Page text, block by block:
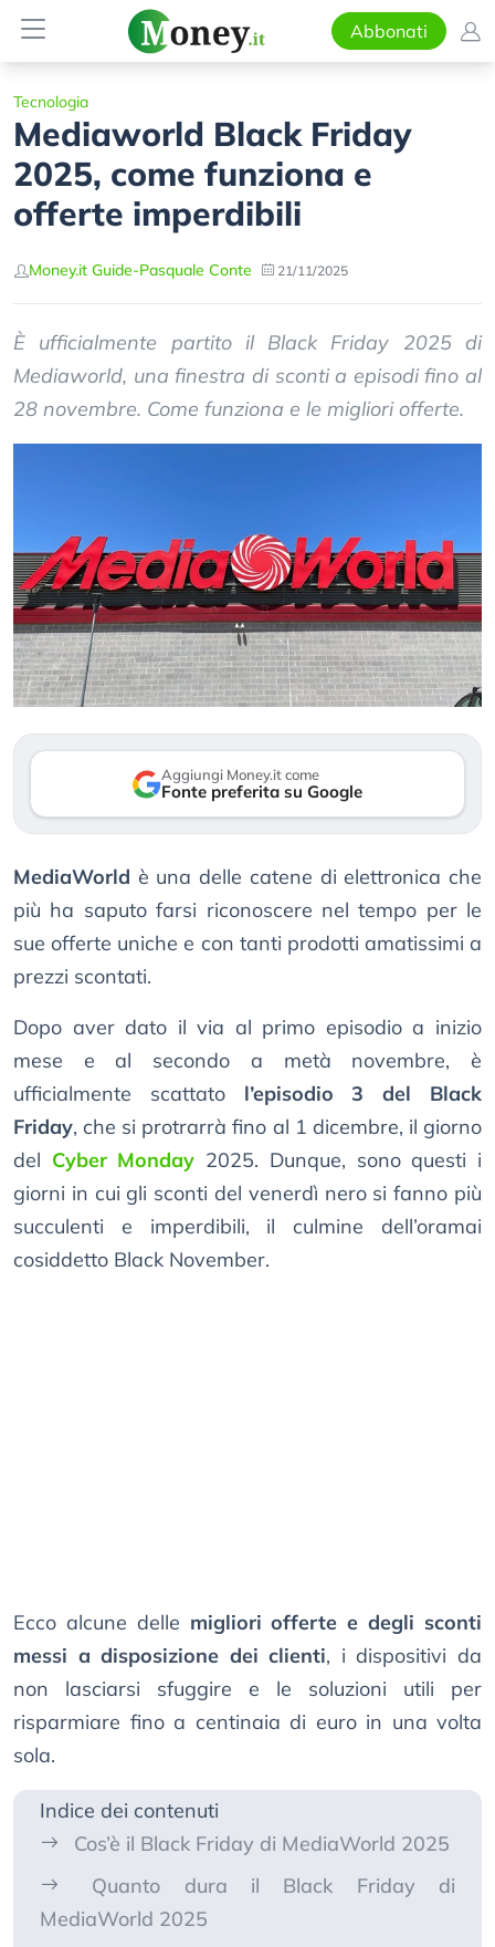
Abbonati
Tecnologia
Mediaworld Black Friday
2025, come funziona e
offerte imperdibili
Money.it Guide-Pasquale Conte 21/11/2025
È ufficialmente partito il Black Friday 2025 di
Mediaworld, una finestra di sconti a episodi fino al
28 novembre. Come funziona e le migliori offerte.
Aggiungi Money.it come
Fonte preferita su Google
MediaWorld è una delle catene di elettronica che
più ha saputo farsi riconoscere nel tempo per le
sue offerte uniche e con tanti prodotti amatissimi a
prezzi scontati.
Dopo aver dato il via al primo episodio a inizio
mese e al secondo a metà novembre, è
ufficialmente scattato l’episodio 3 del Black
Friday, che si protrarrà fino al 1 dicembre, il giorno
del Cyber Monday 2025. Dunque, sono questi i
giorni in cui gli sconti del venerdì nero si fanno più
succulenti e imperdibili, il culmine dell’oramai
cosiddetto Black November.
Ecco alcune delle migliori offerte e degli sconti
messi a disposizione dei clienti, i dispositivi da
non lasciarsi sfuggire e le soluzioni utili per
risparmiare fino a centinaia di euro in una volta
sola.
Indice dei contenuti
Cos’è il Black Friday di MediaWorld 2025
Quanto dura il Black Friday di
MediaWorld 2025